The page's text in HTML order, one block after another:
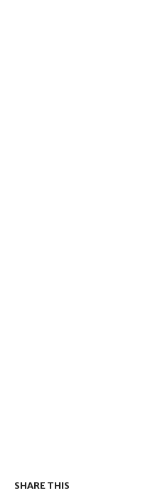
SHARE THIS